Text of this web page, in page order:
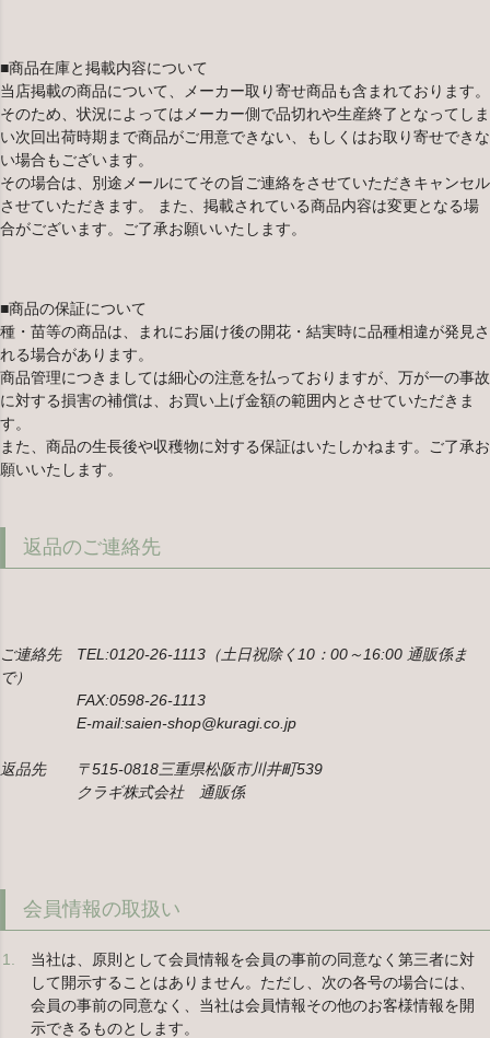
■商品在庫と掲載内容について
当店掲載の商品について、メーカー取り寄せ商品も含まれております。
そのため、状況によってはメーカー側で品切れや生産終了となってしま
い次回出荷時期まで商品がご用意できない、もしくはお取り寄せできな
い場合もございます。
その場合は、別途メールにてその旨ご連絡をさせていただきキャンセル
させていただきます。 また、掲載されている商品内容は変更となる場
合がございます。ご了承お願いいたします。
■商品の保証について
種・苗等の商品は、まれにお届け後の開花・結実時に品種相違が発見さ
れる場合があります。
商品管理につきましては細心の注意を払っておりますが、万が一の事故
に対する損害の補償は、お買い上げ金額の範囲内とさせていただきま
す。
また、商品の生長後や収穫物に対する保証はいたしかねます。ご了承お
願いいたします。
返品のご連絡先
ご連絡先 TEL:0120-26-1113（土日祝除く10：00～16:00 通販係ま
で）
FAX:0598-26-1113
E-mail:saien-shop@kuragi.co.jp
返品先 〒515-0818三重県松阪市川井町539
クラギ株式会社 通販係
会員情報の取扱い
当社は、原則として会員情報を会員の事前の同意なく第三者に対
して開示することはありません。ただし、次の各号の場合には、
会員の事前の同意なく、当社は会員情報その他のお客様情報を開
示できるものとします。